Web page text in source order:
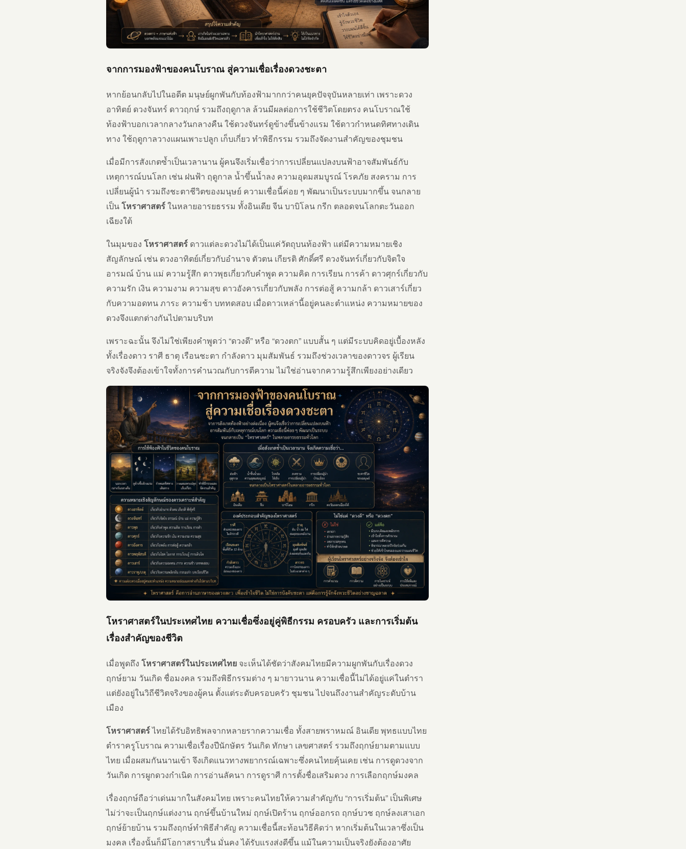
จากการมองฟ้าของคนโบราณ สู่ความเชื่อเรื่องดวงชะตา
หากย้อนกลับไปในอดีต มนุษย์ผูกพันกับท้องฟ้ามากกว่าคนยุคปัจจุบันหลายเท่า เพราะดวง
อาทิตย์ ดวงจันทร์ ดาวฤกษ์ รวมถึงฤดูกาล ล้วนมีผลต่อการใช้ชีวิตโดยตรง คนโบราณใช้
ท้องฟ้าบอกเวลากลางวันกลางคืน ใช้ดวงจันทร์ดูข้างขึ้นข้างแรม ใช้ดาวกำหนดทิศทางเดิน
ทาง ใช้ฤดูกาลวางแผนเพาะปลูก เก็บเกี่ยว ทำพิธีกรรม รวมถึงจัดงานสำคัญของชุมชน
เมื่อมีการสังเกตซ้ำเป็นเวลานาน ผู้คนจึงเริ่มเชื่อว่าการเปลี่ยนแปลงบนฟ้าอาจสัมพันธ์กับ
เหตุการณ์บนโลก เช่น ฝนฟ้า ฤดูกาล น้ำขึ้นน้ำลง ความอุดมสมบูรณ์ โรคภัย สงคราม การ
เปลี่ยนผู้นำ รวมถึงชะตาชีวิตของมนุษย์ ความเชื่อนี้ค่อย ๆ พัฒนาเป็นระบบมากขึ้น จนกลาย
เป็นโหราศาสตร์ในหลายอารยธรรม ทั้งอินเดีย จีน บาบิโลน กรีก ตลอดจนโลกตะวันออก
เฉียงใต้
ในมุมของ โหราศาสตร์ ดาวแต่ละดวงไม่ได้เป็นแค่วัตถุบนท้องฟ้า แต่มีความหมายเชิง
สัญลักษณ์ เช่น ดวงอาทิตย์เกี่ยวกับอำนาจ ตัวตน เกียรติ ศักดิ์ศรี ดวงจันทร์เกี่ยวกับจิตใจ
อารมณ์ บ้าน แม่ ความรู้สึก ดาวพุธเกี่ยวกับคำพูด ความคิด การเรียน การค้า ดาวศุกร์เกี่ยวกับ
ความรัก เงิน ความงาม ความสุข ดาวอังคารเกี่ยวกับพลัง การต่อสู้ ความกล้า ดาวเสาร์เกี่ยว
กับความอดทน ภาระ ความช้า บททดสอบ เมื่อดาวเหล่านี้อยู่คนละตำแหน่ง ความหมายของ
ดวงจึงแตกต่างกันไปตามบริบท
เพราะฉะนั้น จึงไม่ใช่เพียงคำพูดว่า “ดวงดี” หรือ “ดวงตก” แบบสั้น ๆ แต่มีระบบคิดอยู่เบื้องหลัง
ทั้งเรื่องดาว ราศี ธาตุ เรือนชะตา กำลังดาว มุมสัมพันธ์ รวมถึงช่วงเวลาของดาวจร ผู้เรียน
จริงจังจึงต้องเข้าใจทั้งการคำนวณกับการตีความ ไม่ใช่อ่านจากความรู้สึกเพียงอย่างเดียว
โหราศาสตร์ในประเทศไทย ความเชื่อซึ่งอยู่คู่พิธีกรรม ครอบครัว และการเริ่มต้น
เรื่องสำคัญของชีวิต
เมื่อพูดถึง โหราศาสตร์ในประเทศไทย จะเห็นได้ชัดว่าสังคมไทยมีความผูกพันกับเรื่องดวง
ฤกษ์ยาม วันเกิด ชื่อมงคล รวมถึงพิธีกรรมต่าง ๆ มายาวนาน ความเชื่อนี้ไม่ได้อยู่แค่ในตำรา
แต่ยังอยู่ในวิถีชีวิตจริงของผู้คน ตั้งแต่ระดับครอบครัว ชุมชน ไปจนถึงงานสำคัญระดับบ้าน
เมือง
โหราศาสตร์ไทยได้รับอิทธิพลจากหลายรากความเชื่อ ทั้งสายพราหมณ์ อินเดีย พุทธแบบไทย
ตำราครูโบราณ ความเชื่อเรื่องปีนักษัตร วันเกิด ทักษา เลขศาสตร์ รวมถึงฤกษ์ยามตามแบบ
ไทย เมื่อผสมกันนานเข้า จึงเกิดแนวทางพยากรณ์เฉพาะซึ่งคนไทยคุ้นเคย เช่น การดูดวงจาก
วันเกิด การผูกดวงกำเนิด การอ่านลัคนา การดูราศี การตั้งชื่อเสริมดวง การเลือกฤกษ์มงคล
เรื่องฤกษ์ถือว่าเด่นมากในสังคมไทย เพราะคนไทยให้ความสำคัญกับ “การเริ่มต้น” เป็นพิเศษ
ไม่ว่าจะเป็นฤกษ์แต่งงาน ฤกษ์ขึ้นบ้านใหม่ ฤกษ์เปิดร้าน ฤกษ์ออกรถ ฤกษ์บวช ฤกษ์ลงเสาเอก
ฤกษ์ย้ายบ้าน รวมถึงฤกษ์ทำพิธีสำคัญ ความเชื่อนี้สะท้อนวิธีคิดว่า หากเริ่มต้นในเวลาซึ่งเป็น
มงคล เรื่องนั้นก็มีโอกาสราบรื่น มั่นคง ได้รับแรงส่งดีขึ้น แม้ในความเป็นจริงยังต้องอาศัย